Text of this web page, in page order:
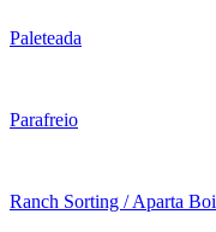
Paleteada
Parafreio
Ranch Sorting / Aparta Boi